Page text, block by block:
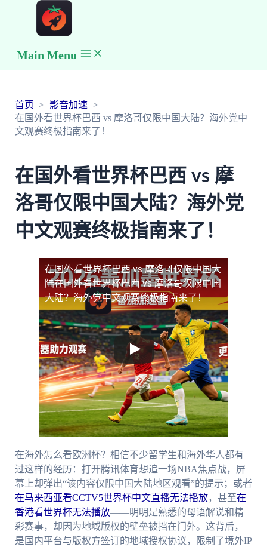
Main Menu
首页
影音加速
在国外看世界杯巴西 vs 摩洛哥仅限中国大陆？海外党中
文观赛终极指南来了！
在国外看世界杯巴西 vs 摩
洛哥仅限中国大陆？海外党
中文观赛终极指南来了！
在国外看世界杯巴西 vs 摩洛哥仅限中国大
陆在国外看世界杯巴西 vs 摩洛哥仅限中国
大陆？海外党中文观赛终极指南来了！
在海外怎么看欧洲杯？相信不少留学生和海外华人都有
过这样的经历：打开腾讯体育想追一场NBA焦点战，屏
幕上却弹出“该内容仅限中国大陆地区观看”的提示；或者
在马来西亚看CCTV5世界杯中文直播无法播放，甚至在
香港看世界杯无法播放——明明是熟悉的母语解说和精
彩赛事，却因为地域版权的壁垒被挡在门外。这背后，
是国内平台与版权方签订的地域授权协议，限制了境外IP